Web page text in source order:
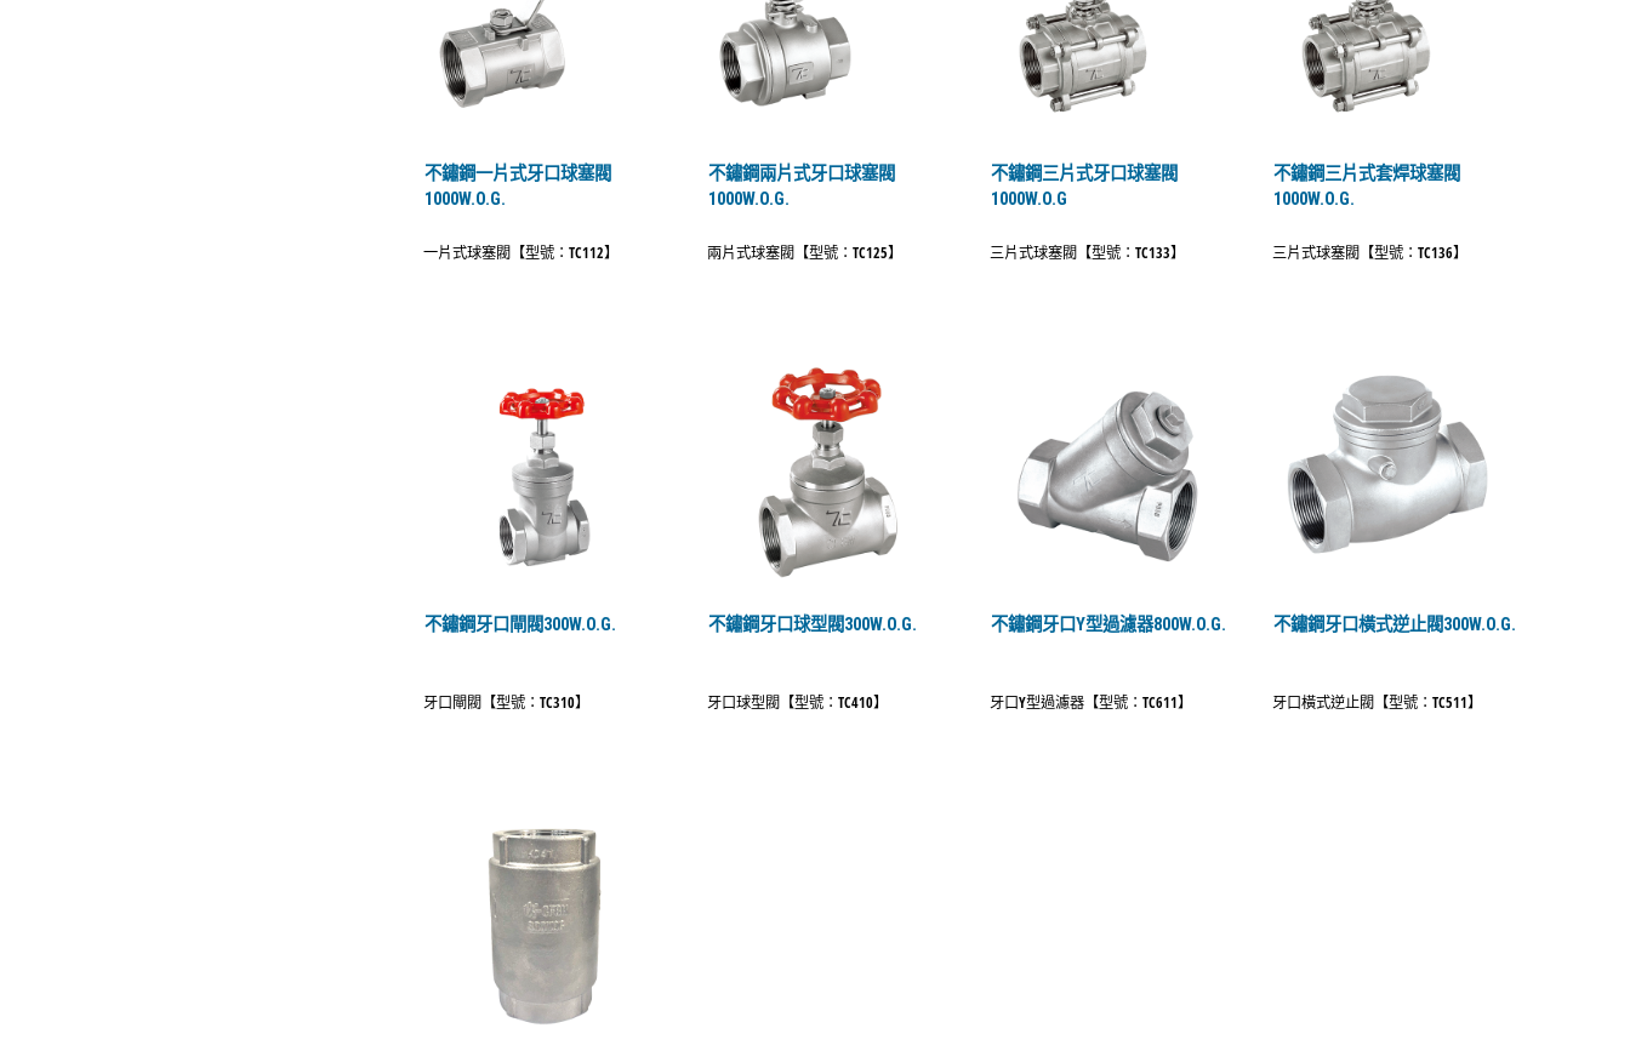
不鏽鋼一片式牙口球塞閥
1000W.O.G.
一片式球塞閥【型號：TC112】
不鏽鋼兩片式牙口球塞閥
1000W.O.G.
兩片式球塞閥【型號：TC125】
不鏽鋼三片式牙口球塞閥
1000W.O.G
三片式球塞閥【型號：TC133】
不鏽鋼三片式套焊球塞閥
1000W.O.G.
三片式球塞閥【型號：TC136】
不鏽鋼牙口閘閥300W.O.G.
牙口閘閥【型號：TC310】
不鏽鋼牙口球型閥300W.O.G.
牙口球型閥【型號：TC410】
不鏽鋼牙口Y型過濾器800W.O.G.
牙口Y型過濾器【型號：TC611】
不鏽鋼牙口橫式逆止閥300W.O.G.
牙口橫式逆止閥【型號：TC511】